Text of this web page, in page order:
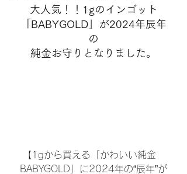
大人気！！1gのインゴット
「BABYGOLD」が2024年辰年
の
純金お守りとなりました。
【1gから買える「かわいい純金
BABYGOLD」に2024年の“辰年”が